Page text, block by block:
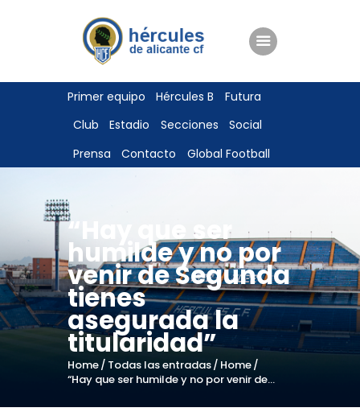
Primer equipo Hércules B
Futura
Club
Estadio Secciones
Social
Prensa
Contacto Global Football
“Hay que ser
humilde y no por
venir de Segunda
tienes
asegurada la
titularidad”
Home Todas las entradas
Home
“Hay que ser humilde y no por venir de...
ENTRADAS
TIENDA
HÉRCULESCF100